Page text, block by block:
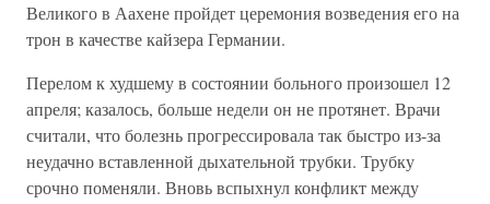
Великого в Аахене пройдет церемония возведения его на
трон в качестве кайзера Германии.
Перелом к худшему в состоянии больного произошел 12
апреля; казалось, больше недели он не протянет. Врачи
считали, что болезнь прогрессировала так быстро из-за
неудачно вставленной дыхательной трубки. Трубку
срочно поменяли. Вновь вспыхнул конфликт между